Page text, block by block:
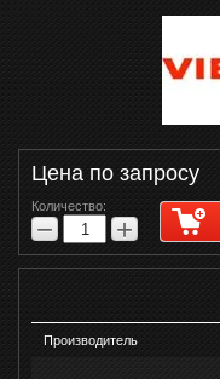
Цена по запросу
Количество:
− +
Производитель
WhatsApp